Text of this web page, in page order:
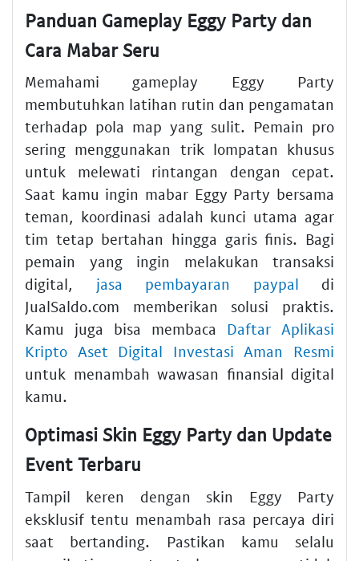
Panduan Gameplay Eggy Party dan
Cara Mabar Seru
Memahami gameplay Eggy Party
membutuhkan latihan rutin dan pengamatan
terhadap pola map yang sulit. Pemain pro
sering menggunakan trik lompatan khusus
untuk melewati rintangan dengan cepat.
Saat kamu ingin mabar Eggy Party bersama
teman, koordinasi adalah kunci utama agar
tim tetap bertahan hingga garis finis. Bagi
pemain yang ingin melakukan transaksi
digital, jasa pembayaran paypal di
JualSaldo.com memberikan solusi praktis.
Kamu juga bisa membaca Daftar Aplikasi
Kripto Aset Digital Investasi Aman Resmi
untuk menambah wawasan finansial digital
kamu.
Optimasi Skin Eggy Party dan Update
Event Terbaru
Tampil keren dengan skin Eggy Party
eksklusif tentu menambah rasa percaya diri
saat bertanding. Pastikan kamu selalu